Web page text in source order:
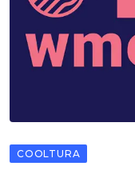
COOLTURA